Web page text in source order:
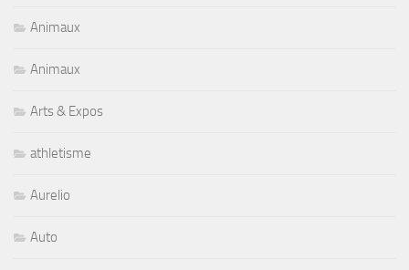
Animaux
Animaux
Arts & Expos
athletisme
Aurelio
Auto